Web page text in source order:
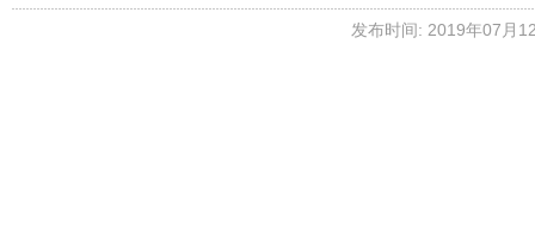
发布时间: 2019年07月